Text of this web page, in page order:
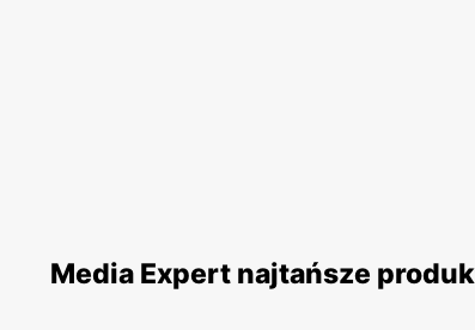
Media Expert najtańsze